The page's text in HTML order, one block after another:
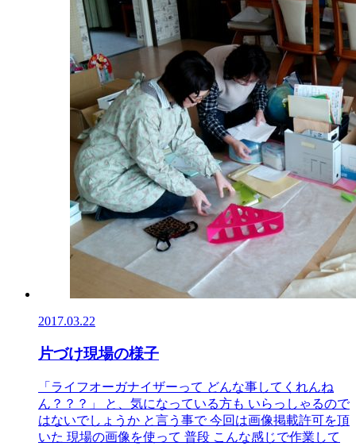
2017.03.22
片づけ現場の様子
「ライフオーガナイザーって どんな事してくれんね
ん？？？」 と、気になっている方も いらっしゃるので
はないでしょうか と言う事で 今回は画像掲載許可を頂
いた 現場の画像を使って 普段 こんな感じで作業して